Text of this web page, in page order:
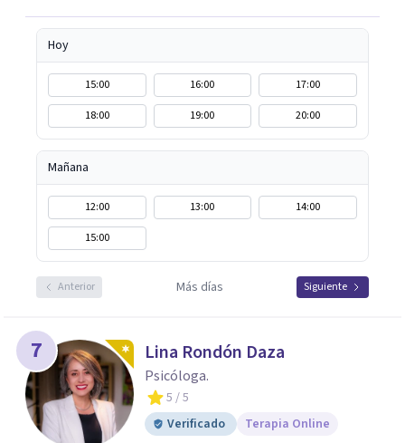
Hoy
15:00 16:00
17:00
18:00
19:00 20:00
Mañana
12:00 13:00
14:00
15:00
Anterior Más días Siguiente
7 Lina Rondón Daza
Psicóloga.
5 / 5
Verificado
Terapia Online